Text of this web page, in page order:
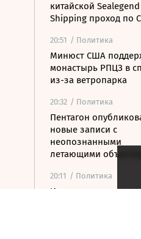
китайской Sealegend
Shipping проход по
20:51 / Политика
Минюст США
монастырь РПЦЗ в
из-за ветропарка
20:32 / Политика
Пентагон
новые записи с
неопознанными
летающими
20:11 / Политика
Испания ввела